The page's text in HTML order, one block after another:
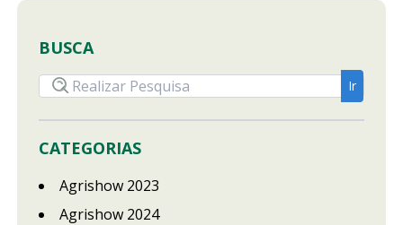
BUSCA
CATEGORIAS
Agrishow 2023
Agrishow 2024